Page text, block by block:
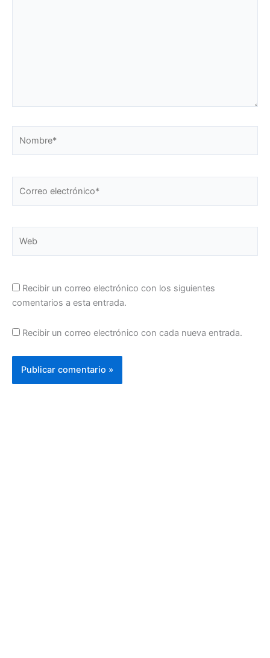
electrónico*
Recibir un correo electrónico con los siguientes
comentarios a esta entrada.
Recibir un correo electrónico con cada nueva entrada.